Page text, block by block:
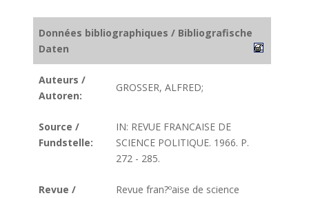
Données bibliographiques / Bibliografische
Daten
Auteurs /
Autoren:
GROSSER, ALFRED;
Source /
Fundstelle:
IN: REVUE FRANCAISE DE
SCIENCE POLITIQUE. 1966. P.
272 - 285.
Revue /
Revue fran?ºaise de science